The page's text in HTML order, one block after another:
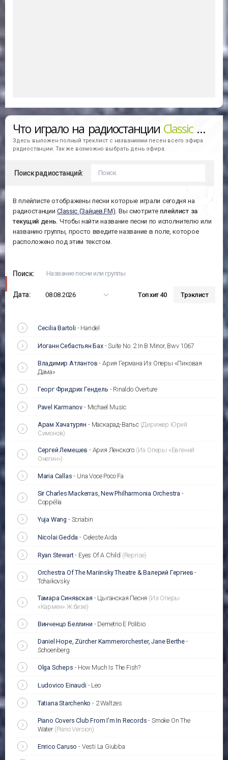
Что играло на радиостанции Classic (Зайцев.FM)
Здесь выложен полный треклист с названиями песен всего эфира
радиостанции. Так же возможно выбрать день эфира.
Поиск радиостанций:
В плейлисте отображены песни которые играли сегодня на
радиостанцииClassic (Зайцев.FM) . Вы смотрите плейлист за
текущий день . Чтобы найти название песни по исполнителю или
названию группы, просто введите название в поле, которое
расположено под этим текстом.
Поиск:
Дата: 08.08.2026 Топ хит 40 Трэклист
Cecilia Bartoli - Handel
Иоганн Себастьян Бах-Suite No. 2 In B Minor, Bwv 1067
Владимир Атлантов - Ария Германа Из Оперы «Пиковая
Дама»
Георг Фридрих Гендель - Rinaldo Overture
Pavel Karmanov - Michael Music
Арам Хачатурян - Маскарад-Вальс (Дирижер Юрий
Симонов)
Сергей Лемешев - Ария Ленского (Из Оперы «Евгений
Онегин»)
Maria Callas - Una Voce Poco Fa
Sir Charles Mackerras, New Philharmonia Orchestra -
Coppélia
Yuja Wang - Scriabin
Nicolai Gedda - Celeste Aida
Ryan Stewart- Eyes Of A Child (Reprise)
Orchestra Of The Mariinsky Theatre & Валерий Гергиев -
Tchaikovsky
Тамара Синявская - Цыганская Песня (Из Оперы
«Кармен» Ж.бизе)
Винченцо Беллини - Demetrio E Polibio
Daniel Hope, Zürcher Kammerorchester, Jane Berthe -
Schoenberg
Olga Scheps - How Much Is The Fish?
Ludovico Einaudi - Leo
Tatiana Starchenko - 2 Waltzes
Piano Covers Club From I’m In Records - Smoke On The
Water (Piano Version)
Enrico Caruso - Vesti La Giubba